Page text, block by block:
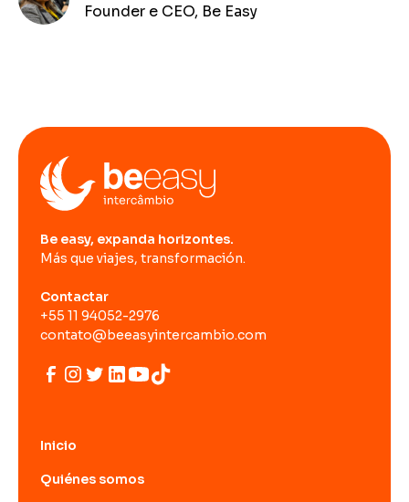
Founder e CEO, Be Easy
Be easy, expanda horizontes.
Más que viajes, transformación.
Contactar
+55 11 94052-2976
contato@beeasyintercambio.com
Inicio
Quiénes somos